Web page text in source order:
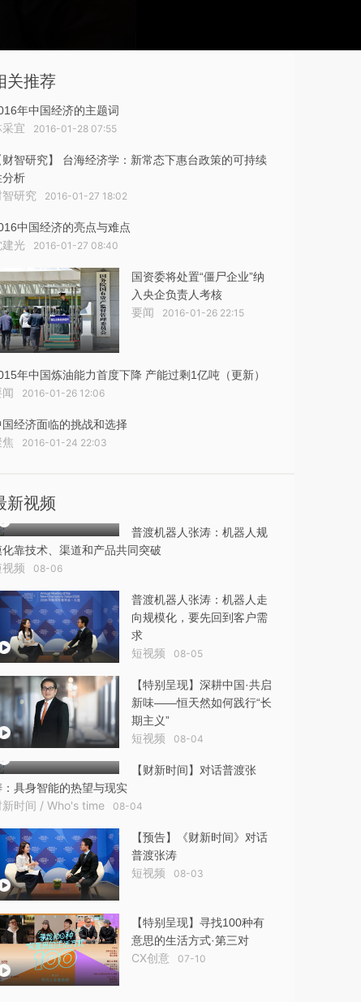
关推荐
年中国经济的主题词
采宜 2016-01-28 07:55
财智研究】 台海经济学：新常态下惠台政策的可持续
分析
智研究 2016-01-27 18:02
中国经济的亮点与难点
建光 2016-01-27 08:40
国资委将处置“僵尸企业”纳
入央企负责人考核
要闻 2016-01-26 22:15
年中国炼油能力首度下降 产能过剩1亿吨（更新）
2016-01-26 12:06
国经济面临的挑战和选择
焦 2016-01-24 22:03
新视频
普渡机器人张涛：机器人规
化靠技术、渠道和产品共同突破
视频 08-06
普渡机器人张涛：机器人走
向规模化，要先回到客户需
求
短视频 08-05
【特别呈现】深耕中国·共启
新味——恒天然如何践行“长
期主义”
短视频 08-04
【财新时间】对话普渡张
：具身智能的热望与现实
新时间 / Who's time 08-04
【预告】《财新时间》对话
普渡张涛
短视频 08-03
【特别呈现】寻找100种有
意思的生活方式·第三对
CX创意 07-10